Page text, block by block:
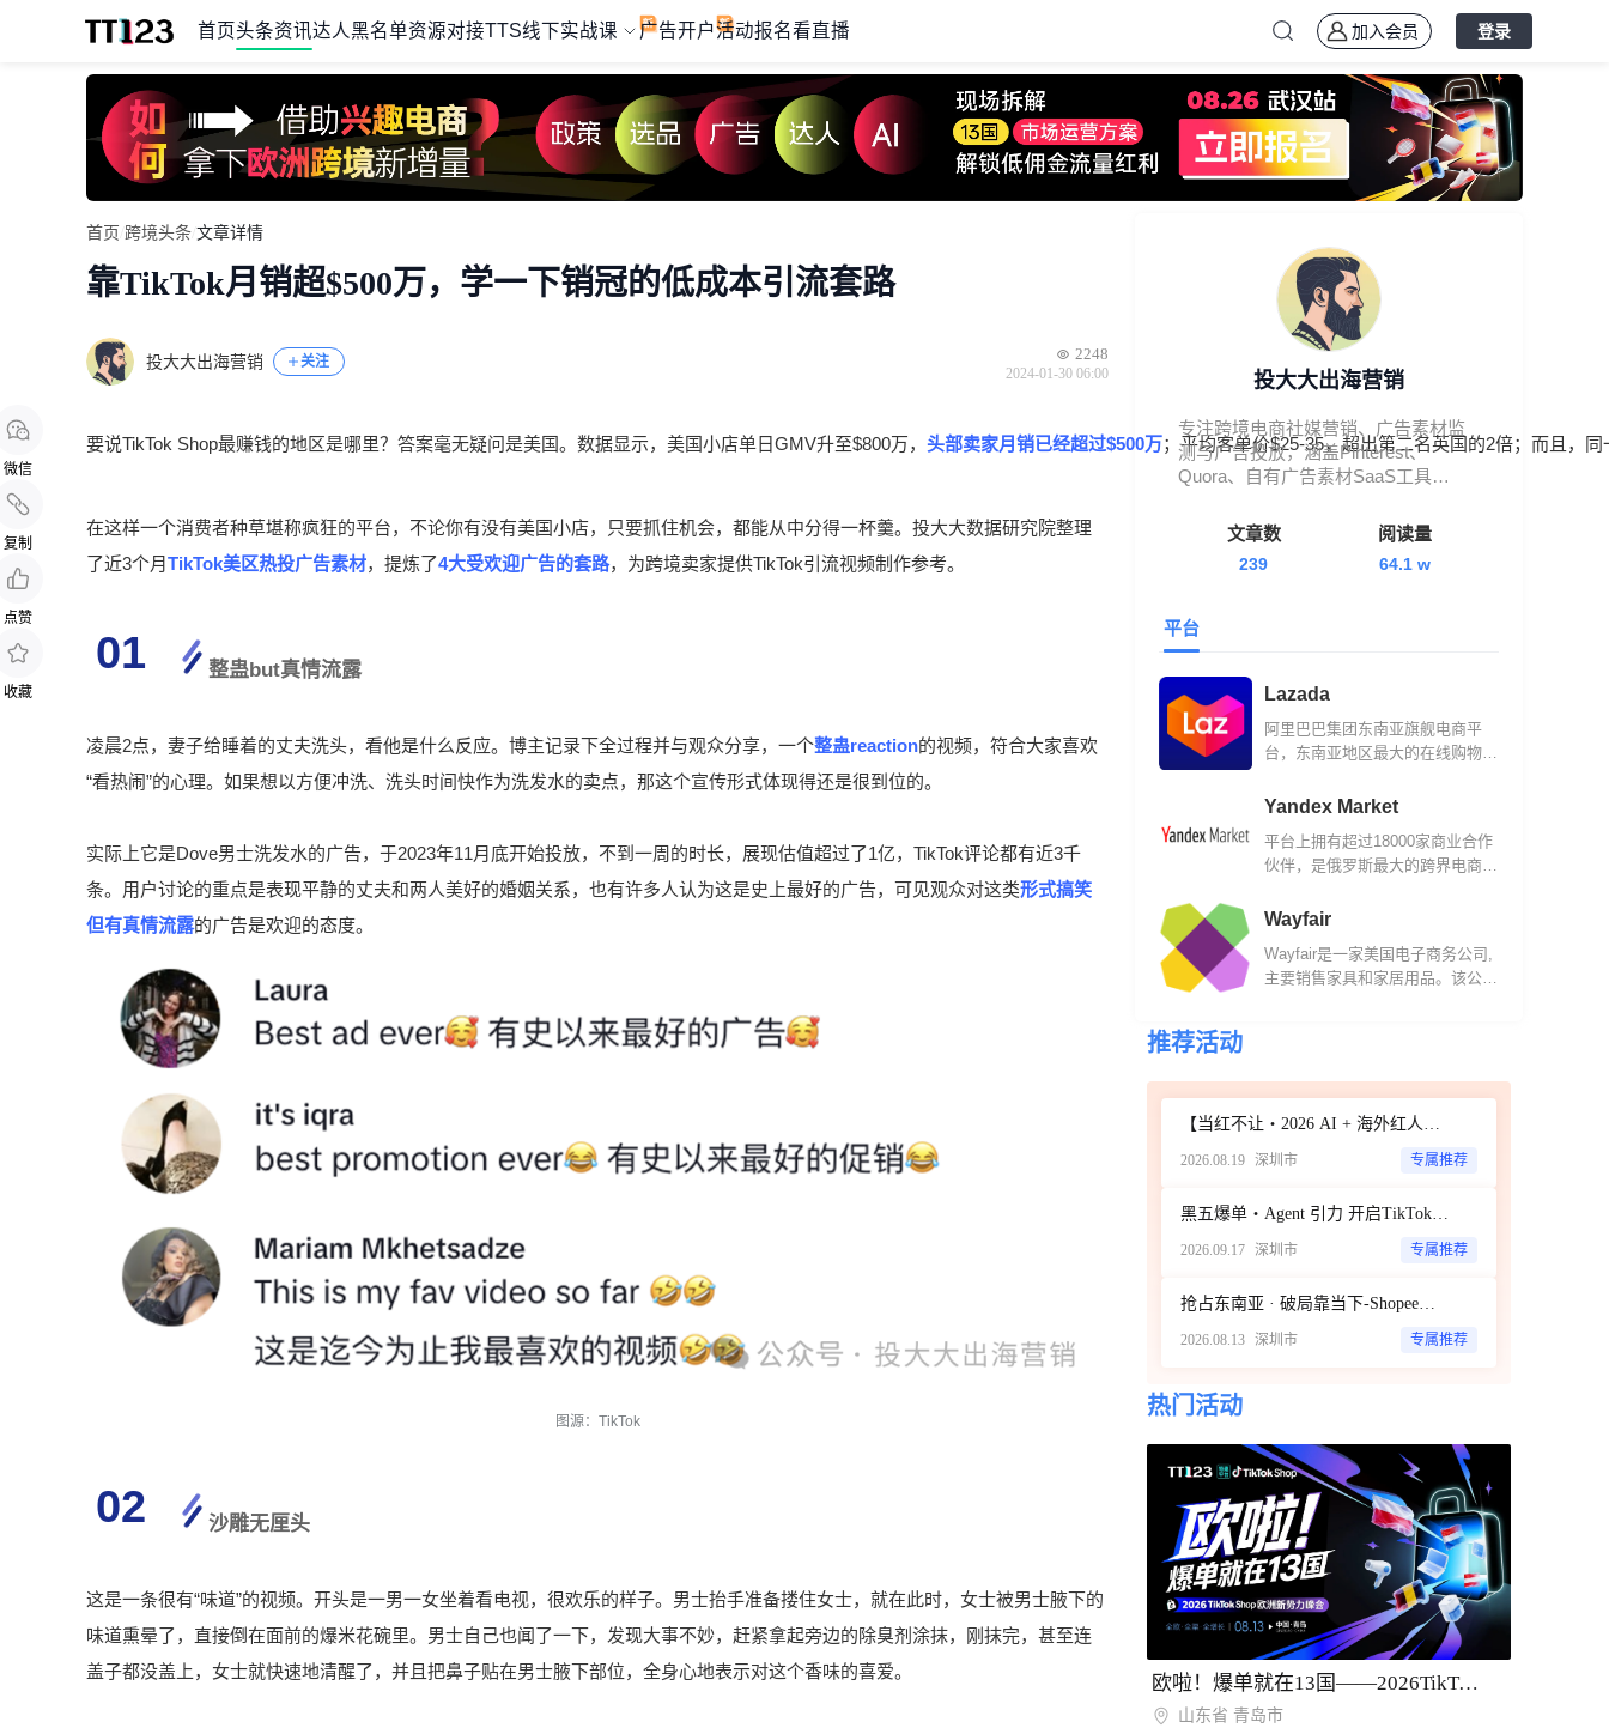
首页头条资讯达人黑名单资源对接TTS线下实战课 广告开户活动报名看直播 加入会员 登录
of
微信
复制
点赞
收藏
首页 跨境头条 文章详情
靠TikTok月销超$500万，学一下销冠的低成本引流套路
投大大出海营销 关注 2248
2024-01-30 06:00
要说TikTok Shop最赚钱的地区是哪里？答案毫无疑问是美国。数据显示，美国小店单日GMV升至$800万， 头部卖家月销已经超过$500万；平均客单价$25-35，超出第二名英国的2倍；而且，
在这样一个消费者种草堪称疯狂的平台，不论你有没有美国小店，只要抓住机会，都能从中分得一杯羹。投大大数据研究院整理
了近3个月TikTok美区热投广告素材，提炼了4大受欢迎广告的套路，为跨境卖家提供TikTok引流视频制作参考。
01 整蛊but真情流露
凌晨2点，妻子给睡着的丈夫洗头，看他是什么反应。博主记录下全过程并与观众分享，一个整蛊reaction的视频，符合大家喜欢
“看热闹”的心理。如果想以方便冲洗、洗头时间快作为洗发水的卖点，那这个宣传形式体现得还是很到位的。
实际上它是Dove男士洗发水的广告，于2023年11月底开始投放，不到一周的时长，展现估值超过了1亿，TikTok评论都有近3千
条。用户讨论的重点是表现平静的丈夫和两人美好的婚姻关系，也有许多人认为这是史上最好的广告，可见观众对这类形式搞笑
但有真情流露的广告是欢迎的态度。
图源：TikTok
02 沙雕无厘头
这是一条很有“味道”的视频。开头是一男一女坐着看电视，很欢乐的样子。男士抬手准备搂住女士，就在此时，女士被男士腋下的
味道熏晕了，直接倒在面前的爆米花碗里。男士自己也闻了一下，发现大事不妙，赶紧拿起旁边的除臭剂涂抹，刚抹完，甚至连
盖子都没盖上，女士就快速地清醒了，并且把鼻子贴在男士腋下部位，全身心地表示对这个香味的喜爱。
投大大出海营销
专注跨境电商社媒营销、广告素材监
测与广告投放，涵盖Pinterest、
Quora、自有广告素材SaaS工具
文章数
239
阅读量
64.1 w
平台
Lazada
阿里巴巴集团东南亚旗舰电商平
台，东南亚地区最大的在线购物网
Yandex Market
平台上拥有超过18000家商业合作
伙伴，是俄罗斯最大的跨界电商平
Wayfair
Wayfair是一家美国电子商务公司,
主要销售家具和家居用品。该公司
推荐活动
【当红不让・2026 AI + 海外红人营销大会暨 WotoHub 卖家大会】
2026.08.19 深圳市 专属推荐
黑五爆单・Agent 引力 开启TikTok新达人经济时代 ——ScoreHub 2026 品牌大会
2026.09.17 深圳市 专属推荐
抢占东南亚 · 破局靠当下-Shopee商家破局增长闭门私享会
2026.08.13 深圳市 专属推荐
热门活动
Item
2
欧啦！爆单就在13国——2026TikTok Shop欧洲新势力峰会【青岛站】
山东省 青岛市